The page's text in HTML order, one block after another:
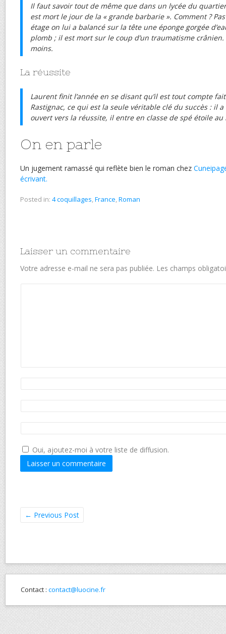
Il faut savoir tout de même que dans un lycée du
est mort le jour de la « grande barbarie ». Comment ?
étage on lui a balancé sur la tête une éponge gorgée
plomb ; il est mort sur le coup d’un traumatisme
moins.
La réussite
Laurent finit l’année en se disant qu’il est tout compte
Rastignac, ce qui est la seule véritable clé du succès : il
ouvert vers la réussite, il entre en classe de spé étoile au
On en parle
Un jugement ramassé qui reflète bien le roman chez
écrivant.
Posted in: 4 coquillages,France,Roman
Laisser un commentaire
Votre adresse e-mail ne sera pas publiée. Les champs
Oui, ajoutez-moi à votre liste de diffusion.
← Previous Post
Contact : contact@luocine.fr